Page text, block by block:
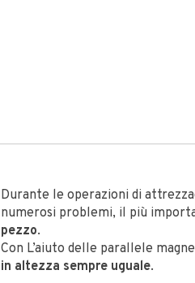
Durante le operazioni di
numerosi problemi, il più
pezzo.
Con L’aiuto delle parallele
in altezza sempre uguale.